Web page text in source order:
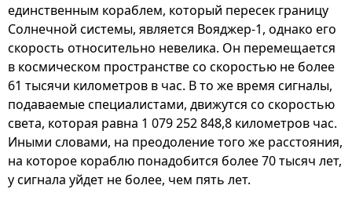
единственным кораблем, который пересек границу
Солнечной системы, является Вояджер-1, однако его
скорость относительно невелика. Он перемещается
в космическом пространстве со скоростью не более
61 тысячи километров в час. В то же время сигналы,
подаваемые специалистами, движутся со скоростью
света, которая равна 1 079 252 848,8 километров час.
Иными словами, на преодоление того же расстояния,
на которое кораблю понадобится более 70 тысяч лет,
у сигнала уйдет не более, чем пять лет.